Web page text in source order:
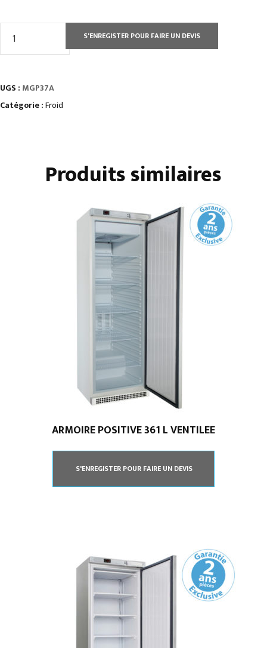
GLAÇONS
système
S'ENREGISTER POUR FAIRE UN DEVIS
UGS : MGP37A
Catégorie :Froid
Produits similaires
ARMOIRE POSITIVE 361 L VENTILEE
S'ENREGISTER POUR FAIRE UN DEVIS